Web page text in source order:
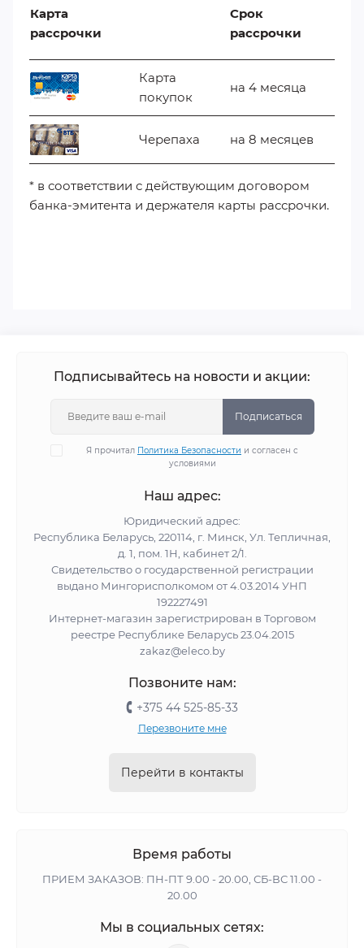
Карта
рассрочки
Срок
рассрочки
Карта
покупок
на 4 месяца
Черепаха на 8 месяцев
* в соответствии с действующим договором
банка-эмитента и держателя карты рассрочки.
Подписывайтесь на новости и акции:
Подписаться
Я прочитал Политика Безопасности и согласен с
условиями
Наш адрес:
Юридический адрес:
Республика Беларусь, 220114, г. Минск, Ул. Тепличная,
д. 1, пом. 1Н, кабинет 2/1.
Свидетельство о государственной регистрации
выдано Мингорисполкомом от 4.03.2014 УНП
192227491
Интернет-магазин зарегистрирован в Торговом
реестре Республике Беларусь 23.04.2015
zakaz@eleco.by
Позвоните нам:
+375 44 525-85-33
Перезвоните мне
Перейти в контакты
Время работы
ПРИЕМ ЗАКАЗОВ: ПН-ПТ 9.00 - 20.00, СБ-ВС 11.00 -
20.00
Мы в социальных сетях: